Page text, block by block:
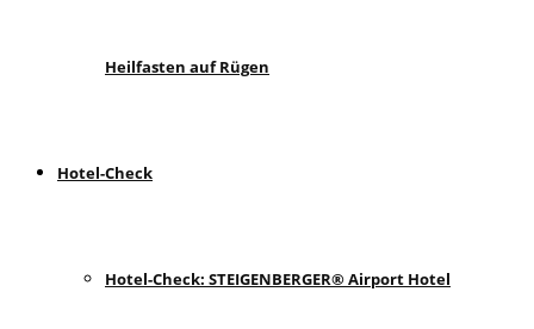
Heilfasten auf Rügen
Hotel-Check
Hotel-Check: STEIGENBERGER® Airport Hotel